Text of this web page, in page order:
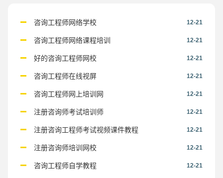
咨询工程师网络学校 12-21
咨询工程师网络课程培训 12-21
好的咨询工程师网校 12-21
咨询工程师在线视屏 12-21
咨询工程师网上培训网 12-21
注册咨询师考试培训师 12-21
注册咨询工程师考试视频课件教程 12-21
注册咨询师培训网校 12-21
咨询工程师自学教程 12-21